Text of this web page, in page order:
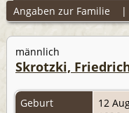
Angaben zur Familie
männlich
Skrotzki,
Geburt
12